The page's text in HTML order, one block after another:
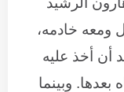
ومعه خادمه،
أن أخذ عليه
بعدها. وبينما